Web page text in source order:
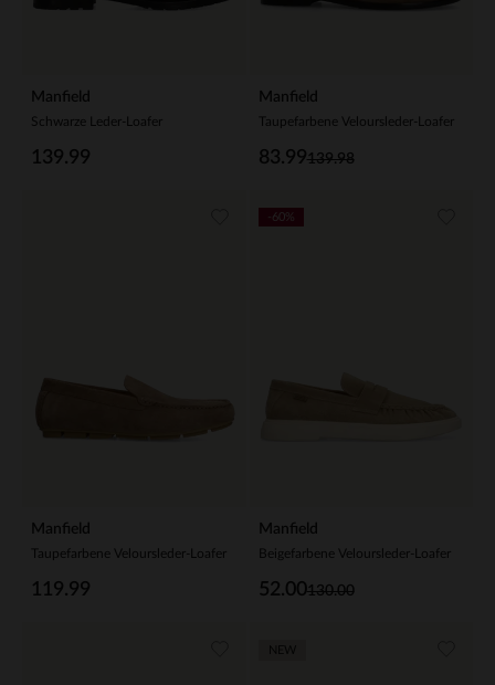
Manfield
Schwarze Leder-Loafer
139.99
Manfield
Taupefarbene Veloursleder-Loafer
139.98
83.99
Manfield
Taupefarbene Veloursleder-Loafer
119.99
Manfield
Beigefarbene Veloursleder-Loafer
130.00
52.00
-60%